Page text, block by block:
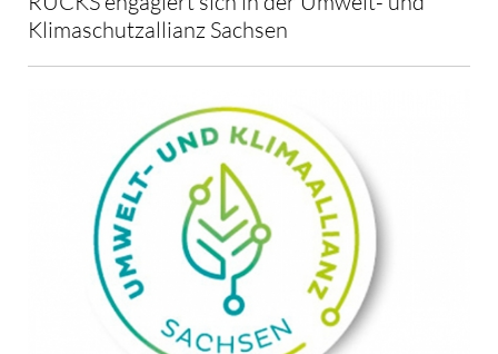
Klimaschutzallianz Sachsen